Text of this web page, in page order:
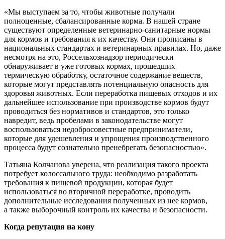
«Мы выступаем за то, чтобы животные получали
полноценные, сбалансированные корма. В нашей стране
существуют определенные ветеринарно-санитарные нормы
для кормов и требования к их качеству. Они прописаны в
национальных стандартах и ветеринарных правилах. Но, даже
несмотря на это, Россельхознадзор периодически
обнаруживает в уже готовых кормах, прошедших
термическую обработку, остаточное содержание веществ,
которые могут представлять потенциальную опасность для
здоровья животных. Если переработка пищевых отходов и их
дальнейшее использование при производстве кормов будут
проводиться без нормативов и стандартов, это только
навредит, ведь пробелами в законодательстве могут
воспользоваться недобросовестные предприниматели,
которые для удешевления и упрощения производственного
процесса будут сознательно пренебрегать безопасностью».
Татьяна Колчанова уверена, что реализация такого проекта
потребует колоссального труда: необходимо разработать
требования к пищевой продукции, которая будет
использоваться во вторичной переработке, проводить
дополнительные исследования полученных из нее кормов,
а также выборочный контроль их качества и безопасности.
Когда репутация на кону